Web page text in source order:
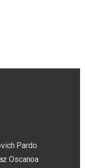
Pardo
Oscanoa